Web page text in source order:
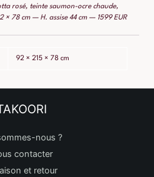
rosé, teinte saumon-ocre chaude,
× 78 cm — H. assise 44 cm — 1599 EUR
92 × 215 × 78 cm
nous ?
contacter
et retour